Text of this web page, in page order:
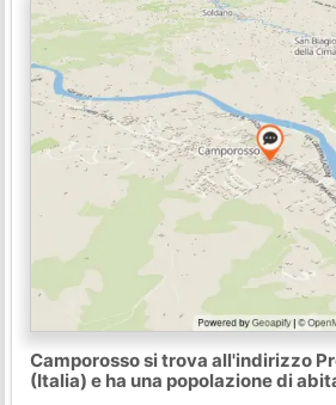
Camporosso si trova all'indirizzo
(Italia) e ha una popolazione di